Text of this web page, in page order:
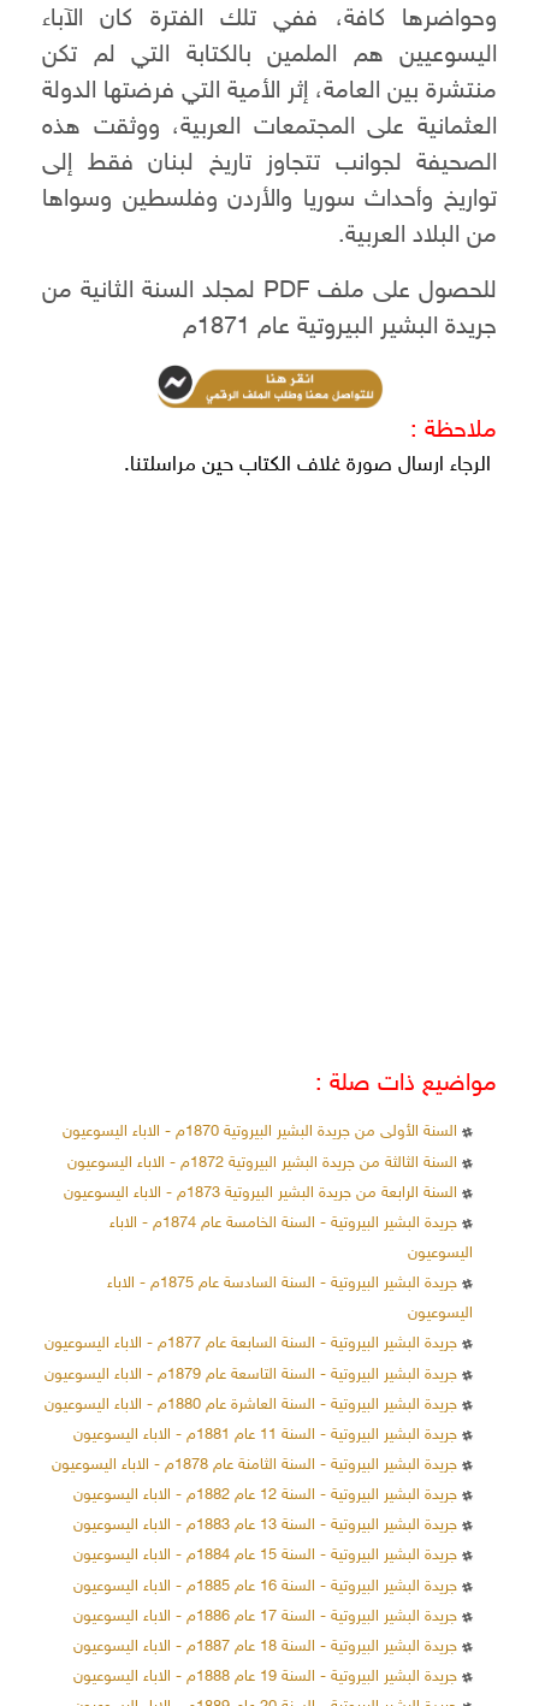
وحواضرها كافة، ففي تلك الفترة كان الآباء
اليسوعيين هم الملمين بالكتابة التي لم تكن
منتشرة بين العامة، إثر الأمية التي فرضتها الدولة
العثمانية على المجتمعات العربية، ووثقت هذه
الصحيفة لجوانب تتجاوز تاريخ لبنان فقط إلى
تواريخ وأحداث سوريا والأردن وفلسطين وسواها
من البلاد العربية.
للحصول على ملف PDF لمجلد السنة الثانية من
جريدة البشير البيروتية عام 1871م
ملاحظة :
الرجاء ارسال صورة غلاف الكتاب حين مراسلتنا.
مواضيع ذات صلة :
السنة الأولى من جريدة البشير البيروتية 1870م - الاباء اليسوعيون
السنة الثالثة من جريدة البشير البيروتية 1872م - الاباء اليسوعيون
السنة الرابعة من جريدة البشير البيروتية 1873م - الاباء اليسوعيون
جريدة البشير البيروتية - السنة الخامسة عام 1874م - الاباء
اليسوعيون
جريدة البشير البيروتية - السنة السادسة عام 1875م - الاباء
اليسوعيون
جريدة البشير البيروتية - السنة السابعة عام 1877م - الاباء اليسوعيون
جريدة البشير البيروتية - السنة التاسعة عام 1879م - الاباء اليسوعيون
جريدة البشير البيروتية - السنة العاشرة عام 1880م - الاباء اليسوعيون
جريدة البشير البيروتية - السنة 11 عام 1881م - الاباء اليسوعيون
جريدة البشير البيروتية - السنة الثامنة عام 1878م - الاباء اليسوعيون
جريدة البشير البيروتية - السنة 12 عام 1882م - الاباء اليسوعيون
جريدة البشير البيروتية - السنة 13 عام 1883م - الاباء اليسوعيون
جريدة البشير البيروتية - السنة 15 عام 1884م - الاباء اليسوعيون
جريدة البشير البيروتية - السنة 16 عام 1885م - الاباء اليسوعيون
جريدة البشير البيروتية - السنة 17 عام 1886م - الاباء اليسوعيون
جريدة البشير البيروتية - السنة 18 عام 1887م - الاباء اليسوعيون
جريدة البشير البيروتية - السنة 19 عام 1888م - الاباء اليسوعيون